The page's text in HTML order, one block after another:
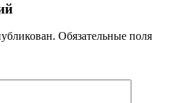
Обязательные поля